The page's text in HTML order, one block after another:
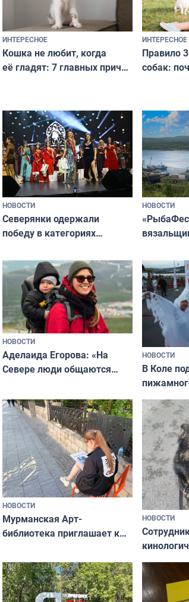
ИНТЕРЕСНОЕ
Кошка не любит, когда
её гладят: 7 главных причин
независимому питомцу
ИНТЕРЕСНОЕ
Правило
собак:
питомцу
криков
НОВОСТИ
Северянки одержали
победу в категориях
«Мисс и Миссис Великая
Русь»
НОВОСТИ
НОВОСТИ
Аделаида Егорова: «На
Севере люди общаются
а потому что
ты им интересен»
НОВОСТИ
В Коле
НОВОСТИ
Мурманская Арт-
библиотека приглашает к
и фотографов
НОВОСТИ
ищут